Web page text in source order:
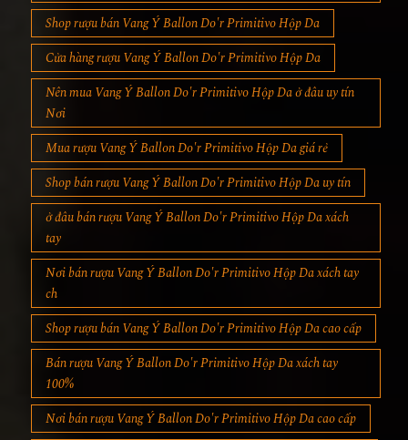
Shop rượu bán Vang Ý Ballon Do'r Primitivo Hộp Da
Cửa hàng rượu Vang Ý Ballon Do'r Primitivo Hộp Da
Nên mua Vang Ý Ballon Do'r Primitivo Hộp Da ở đâu uy tín
Nơi
Mua rượu Vang Ý Ballon Do'r Primitivo Hộp Da giá rẻ
Shop bán rượu Vang Ý Ballon Do'r Primitivo Hộp Da uy tín
ở đâu bán rượu Vang Ý Ballon Do'r Primitivo Hộp Da xách
tay
Nơi bán rượu Vang Ý Ballon Do'r Primitivo Hộp Da xách tay
ch
Shop rượu bán Vang Ý Ballon Do'r Primitivo Hộp Da cao cấp
Bán rượu Vang Ý Ballon Do'r Primitivo Hộp Da xách tay
100%
Nơi bán rượu Vang Ý Ballon Do'r Primitivo Hộp Da cao cấp